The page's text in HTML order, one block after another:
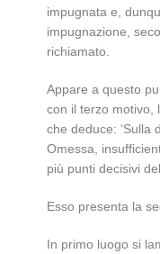
impugnata e,
impugnazione,
richiamato.
Appare a questo
con il terzo motivo,
che deduce: ‘Sulla
Omessa,
più punti decisivi
Esso presenta la
In primo luogo si